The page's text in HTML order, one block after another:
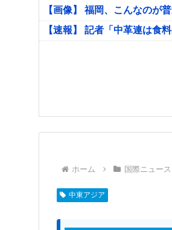
【画像】 福岡、こんなのが
【速報】 記者「中革連は食
ホーム 国際ニュース
中東アジア